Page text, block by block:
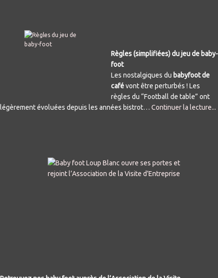
Règles (simplifiées) du jeu de baby-
foot
Les nostalgiques du babyfoot de
cafévont être perturbés ! Les
règles du “Football de table” ont
légèrement évoluées depuis les années bistrot… Continuer la lecture...